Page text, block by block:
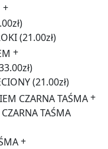
+
(21.00zł)
+
(21.00zł)
+
TAŚMA
+